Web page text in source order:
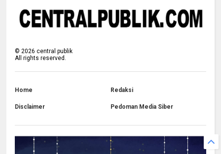
©2026 central publik
All rights reserved.
Home Redaksi
Disclaimer Pedoman Media Siber